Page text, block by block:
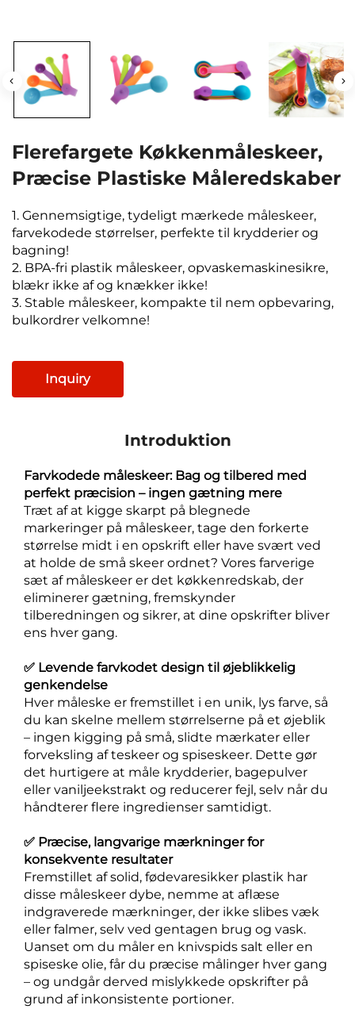
Flerefargete Køkkenmåleskeer,
Præcise Plastiske Måleredskaber
1. Gennemsigtige, tydeligt mærkede måleskeer,
farvekodede størrelser, perfekte til krydderier og
bagning!
2. BPA-fri plastik måleskeer, opvaskemaskinesikre,
blækr ikke af og knækker ikke!
3. Stable måleskeer, kompakte til nem opbevaring,
bulkordrer velkomne!
Inquiry
Introduktion
Farvkodede måleskeer: Bag og tilbered med
perfekt præcision – ingen gætning mere
Træt af at kigge skarpt på blegnede
markeringer på måleskeer, tage den forkerte
størrelse midt i en opskrift eller have svært ved
at holde de små skeer ordnet? Vores farverige
sæt af måleskeer er det køkkenredskab, der
eliminerer gætning, fremskynder
tilberedningen og sikrer, at dine opskrifter bliver
ens hver gang.
✅ Levende farvkodet design til øjeblikkelig
genkendelse
Hver måleske er fremstillet i en unik, lys farve, så
du kan skelne mellem størrelserne på et øjeblik
– ingen kigging på små, slidte mærkater eller
forveksling af teskeer og spiseskeer. Dette gør
det hurtigere at måle krydderier, bagepulver
eller vaniljeekstrakt og reducerer fejl, selv når du
håndterer flere ingredienser samtidigt.
✅ Præcise, langvarige mærkninger for
konsekvente resultater
Fremstillet af solid, fødevaresikker plastik har
disse måleskeer dybe, nemme at aflæse
indgraverede mærkninger, der ikke slibes væk
eller falmer, selv ved gentagen brug og vask.
Uanset om du måler en knivspids salt eller en
spiseske olie, får du præcise målinger hver gang
– og undgår derved mislykkede opskrifter på
grund af inkonsistente portioner.